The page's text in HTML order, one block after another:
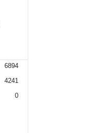
6894
4241
0